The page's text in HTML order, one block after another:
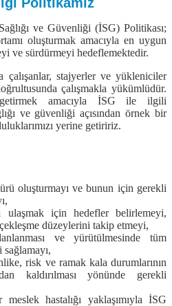
ve Güvenliği (İSG) Politikası;
oluşturmak amacıyla en uygun
ve sürdürmeyi hedeflemektedir.
stajyerler ve yükleniciler
çalışmakla yükümlüdür.
amacıyla İSG ile ilgili
ve güvenliği açısından örnek bir
yerine getiririz.
oluşturmayı ve bunun için gerekli
ulaşmak için hedefler belirlemeyi,
düzeylerini takip etmeyi,
ve yürütülmesinde tüm
risk ve ramak kala durumlarının
kaldırılması yönünde gerekli
meslek hastalığı yaklaşımıyla İSG